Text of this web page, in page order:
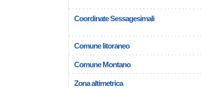
Coordinate Sessagesimali
Comune litoraneo
Comune Montano
Zona altimetrica